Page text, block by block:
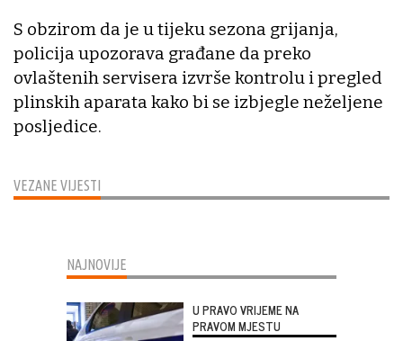
VEZANE VIJESTI
S obzirom da je u tijeku sezona grijanja,
policija upozorava građane da preko
ovlaštenih servisera izvrše kontrolu i pregled
plinskih aparata kako bi se izbjegle neželjene
posljedice.
NAJNOVIJE
U PRAVO VRIJEME NA
PRAVOM MJESTU